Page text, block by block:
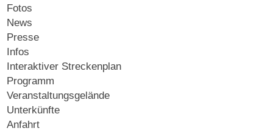
Fotos
News
Presse
Infos
Interaktiver Streckenplan
Programm
Veranstaltungsgelände
Unterkünfte
Anfahrt